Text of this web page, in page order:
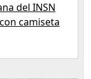
del INSN
camiseta